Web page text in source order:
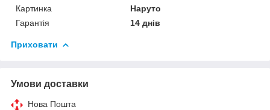
Картинка
Наруто
Гарантія
14 днів
Приховати
Умови доставки
Нова Пошта